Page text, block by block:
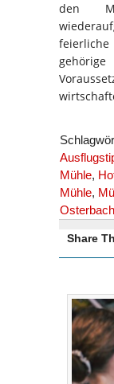
den
Mühle,
Mühle,
Osterbach
Share